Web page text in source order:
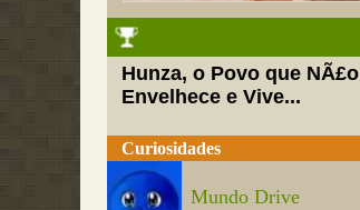
Hunza, o Povo que NÃ£o
Envelhece e Vive...
Curiosidades
Mundo Drive